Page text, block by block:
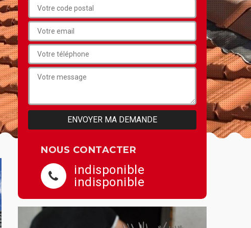
NOUS CONTACTER
indisponible
indisponible